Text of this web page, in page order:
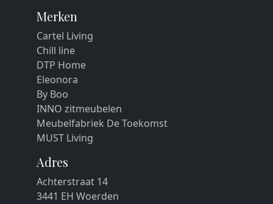
Merken
Cartel Living
Chill line
DTP Home
Eleonora
By Boo
INNO zitmeubelen
Meubelfabriek De Toekomst
MUST Living
Adres
Achterstraat 14
3441 EH Woerden